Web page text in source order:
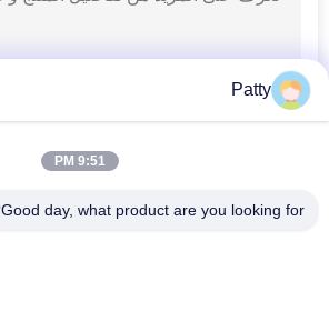
Patty
9:51 PM
Good day, what product are you looking for?